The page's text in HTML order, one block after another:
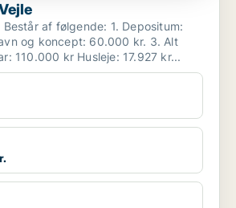
af følgende: 1. Depositum:
og koncept: 60.000 kr. 3. Alt
udstyr og inventar: 110.000 kr Husleje: 17.927 kr...